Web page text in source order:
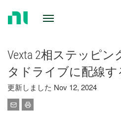
Vexta 2相ステッピ
タドライブに配線す
更新しました Nov 12, 2024